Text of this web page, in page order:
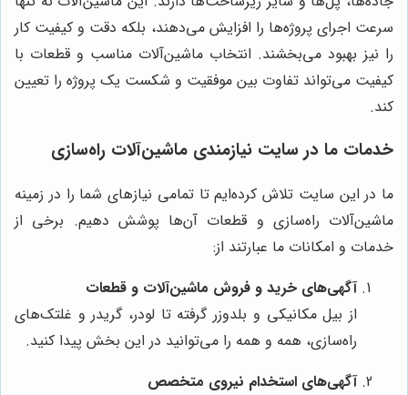
سرعت اجرای پروژه‌ها را افزایش می‌دهند، بلکه دقت و کیفیت کار
را نیز بهبود می‌بخشند. انتخاب ماشین‌آلات مناسب و قطعات با
کیفیت می‌تواند تفاوت بین موفقیت و شکست یک پروژه را تعیین
کند.
خدمات ما در سایت نیازمندی ماشین‌آلات راه‌سازی
ما در این سایت تلاش کرده‌ایم تا تمامی نیازهای شما را در زمینه
ماشین‌آلات راه‌سازی و قطعات آن‌ها پوشش دهیم. برخی از
خدمات و امکانات ما عبارتند از:
آگهی‌های خرید و فروش ماشین‌آلات و قطعات
از بیل مکانیکی و بلدوزر گرفته تا لودر، گریدر و غلتک‌های
راه‌سازی، همه و همه را می‌توانید در این بخش پیدا کنید.
آگهی‌های استخدام نیروی متخصص